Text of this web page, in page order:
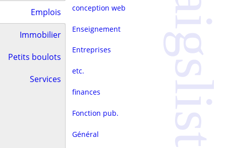
Emplois
Immobilier
Petits boulots
Services
conception web
Enseignement
Entreprises
etc.
finances
Fonction pub.
Général craigslist